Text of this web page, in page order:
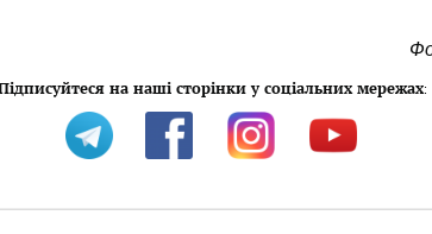
на наші сторінки у соціальних мережах: